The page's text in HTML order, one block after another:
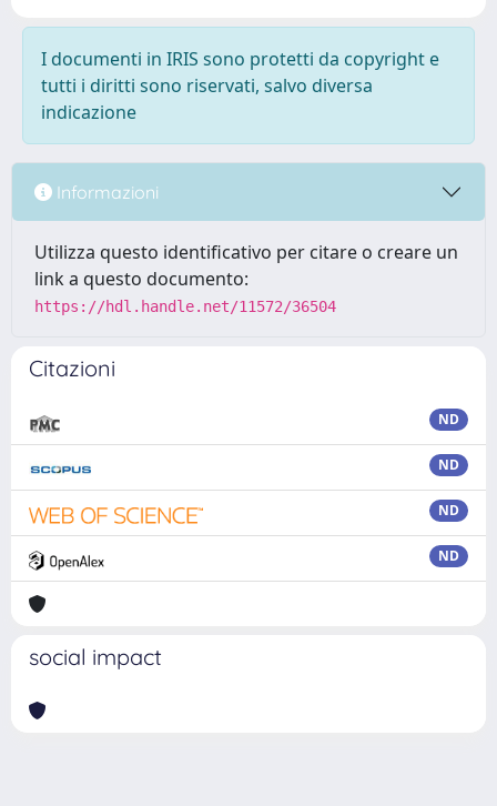
I documenti in IRIS sono protetti da copyright e
tutti i diritti sono riservati, salvo diversa
indicazione
Informazioni
Utilizza questo identificativo per citare o creare un
link a questo documento:
https://hdl.handle.net/11572/36504
Citazioni
ND
ND
ND
ND
social impact